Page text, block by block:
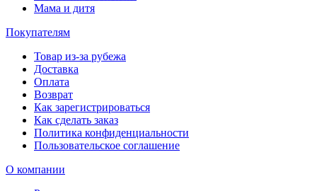
Мама и дитя
Покупателям
Товар из-за рубежа
Доставка
Оплата
Возврат
Как зарегистрироваться
Как сделать заказ
Политика конфиденциальности
Пользовательское соглашение
О компании